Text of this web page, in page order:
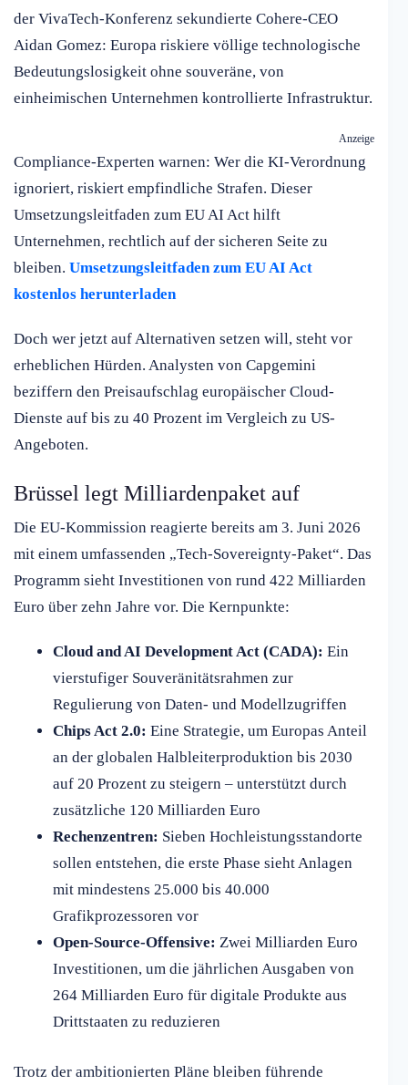
der VivaTech-Konferenz sekundierte Cohere-CEO
Aidan Gomez: Europa riskiere völlige technologische
Bedeutungslosigkeit ohne souveräne, von
einheimischen Unternehmen kontrollierte Infrastruktur.
Anzeige
Compliance-Experten warnen: Wer die KI-Verordnung
ignoriert, riskiert empfindliche Strafen. Dieser
Umsetzungsleitfaden zum EU AI Act hilft
Unternehmen, rechtlich auf der sicheren Seite zu
bleiben. Umsetzungsleitfaden zum EU AI Act
kostenlos herunterladen
Doch wer jetzt auf Alternativen setzen will, steht vor
erheblichen Hürden. Analysten von Capgemini
beziffern den Preisaufschlag europäischer Cloud-
Dienste auf bis zu 40 Prozent im Vergleich zu US-
Angeboten.
Brüssel legt Milliardenpaket auf
Die EU-Kommission reagierte bereits am 3. Juni 2026
mit einem umfassenden „Tech-Sovereignty-Paket“. Das
Programm sieht Investitionen von rund 422 Milliarden
Euro über zehn Jahre vor. Die Kernpunkte:
Cloud and AI Development Act (CADA): Ein
vierstufiger Souveränitätsrahmen zur
Regulierung von Daten- und Modellzugriffen
Chips Act 2.0: Eine Strategie, um Europas Anteil
an der globalen Halbleiterproduktion bis 2030
auf 20 Prozent zu steigern – unterstützt durch
zusätzliche 120 Milliarden Euro
Rechenzentren: Sieben Hochleistungsstandorte
sollen entstehen, die erste Phase sieht Anlagen
mit mindestens 25.000 bis 40.000
Grafikprozessoren vor
Open-Source-Offensive: Zwei Milliarden Euro
Investitionen, um die jährlichen Ausgaben von
264 Milliarden Euro für digitale Produkte aus
Drittstaaten zu reduzieren
Trotz der ambitionierten Pläne bleiben führende